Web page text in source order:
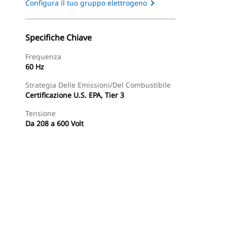
Configura il tuo gruppo elettrogeno
Specifiche Chiave
Frequenza
60 Hz
Strategia Delle Emissioni/del Combustibile
Certificazione U.S. EPA, Tier 3
Tensione
Da 208 a 600 Volt